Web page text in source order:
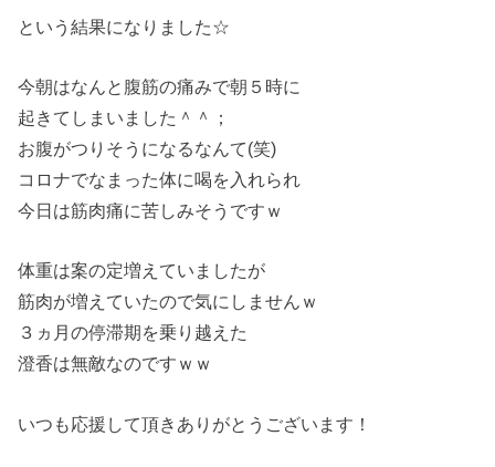
という結果になりました☆
今朝はなんと腹筋の痛みで朝５時に
起きてしまいました＾＾；
お腹がつりそうになるなんて(笑)
コロナでなまった体に喝を入れられ
今日は筋肉痛に苦しみそうですｗ
体重は案の定増えていましたが
筋肉が増えていたので気にしませんｗ
３ヵ月の停滞期を乗り越えた
澄香は無敵なのですｗｗ
いつも応援して頂きありがとうございます！